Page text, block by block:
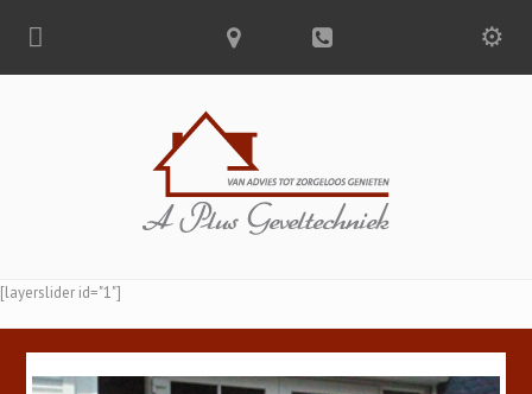
[layerslider id="1"]